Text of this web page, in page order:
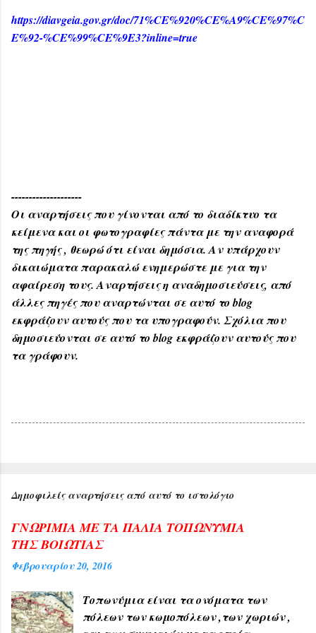
https://diavgeia.gov.gr/doc/71%CE%920%CE%A9%CE%97%C
E%92-%CE%99%CE%9E3?inline=true
--------------------
Οι αναρτήσεις που γίνονται από το διαδίκτυο τα
κείμενα και οι φωτογραφίες πάντα με την αναφορά
της πηγής , θεωρώ ότι είναι δημόσια. Αν υπάρχουν
δικαιώματα παρακαλώ ενημερώστε με για την
αφαίρεση τους. Αναρτήσεις η αναδημοσιεύσεις, από
άλλες πηγές που αναρτώνται σε αυτό το blog
εκφράζουν αυτούς που τα υπογραφούν. Σχόλια που
δημοσιεύονται σε αυτό το blog εκφράζουν αυτούς που
τα γράφουν.
Δημοφιλείς αναρτήσεις από αυτό το ιστολόγιο
ΓΝΩΡΙΜΙΑ ΜΕ ΤΑ ΠΑΛΙΑ ΤΟΠΩΝΥΜΙΑ
ΤΗΣ ΒΟΙΩΤΙΑΣ
Φεβρουαρίου 20, 2016
Τοπωνύμια είναι τα ονόματα των
πόλεων των κωμοπόλεων ,των χωριών ,